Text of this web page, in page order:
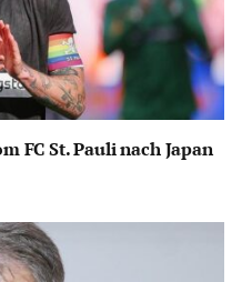
FC St. Pauli nach Japan